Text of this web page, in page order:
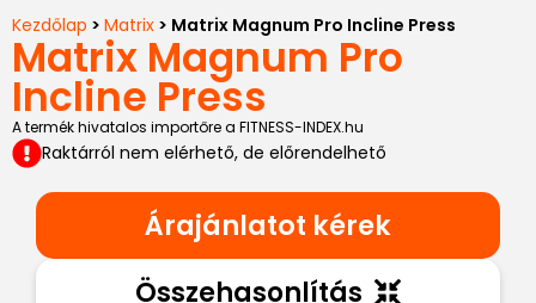
Kezdőlap > Matrix > Matrix Magnum Pro Incline Press
Matrix Magnum Pro
Incline Press
A termék hivatalos importőre a FITNESS-INDEX.hu
Raktárról nem elérhető, de előrendelhető
Árajánlatot kérek
Összehasonlítás